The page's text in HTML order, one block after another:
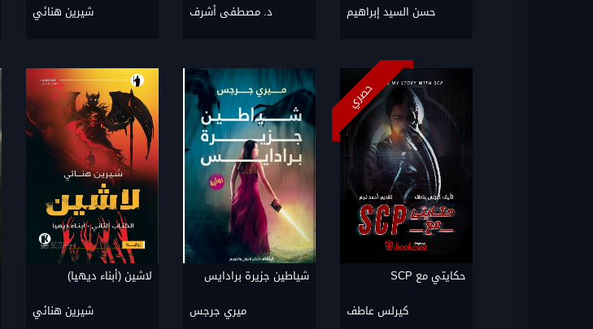
حسن السيد إبراهيم
د. مصطفى أشرف
شيرين هنائي
حكايتي مع SCP
كيرلس عاطف
حصري
شياطين جزيرة برادايس
ميري جرجس
لاشين (أبناء ديهيا)
شيرين هنائي